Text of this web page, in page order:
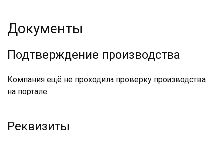
Документы
Подтверждение производства
Компания ещё не проходила проверку производства
на портале.
Реквизиты